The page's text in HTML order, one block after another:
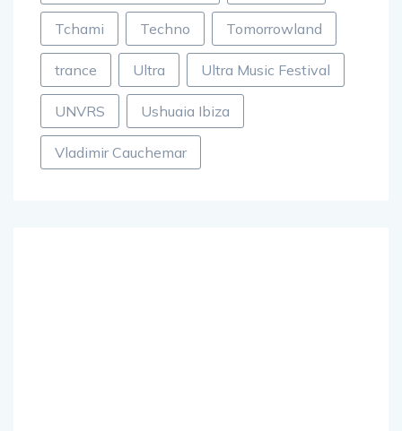
Tchami Techno Tomorrowland
trance Ultra Ultra Music Festival
UNVRS Ushuaia Ibiza
Vladimir Cauchemar